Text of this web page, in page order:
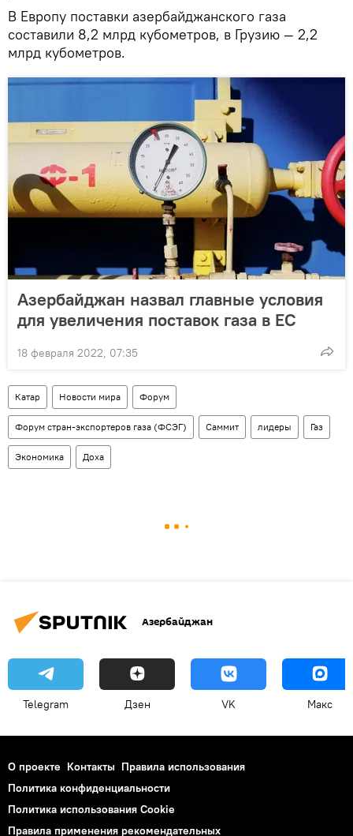
В Европу поставки азербайджанского газа
составили 8,2 млрд кубометров, в Грузию — 2,2
млрд кубометров.
Азербайджан назвал главные условия
для увеличения поставок газа в ЕС
18 февраля 2022, 07:35
Катар Новости мира Форум
Форум стран-экспортеров газа (ФСЭГ) Саммит лидеры Газ
Экономика Доха
Азербайджан
Telegram Дзен VK Макс
О проекте Контакты Правила использования
Политика конфиденциальности
Политика использования Cookie
Правила применения рекомендательных